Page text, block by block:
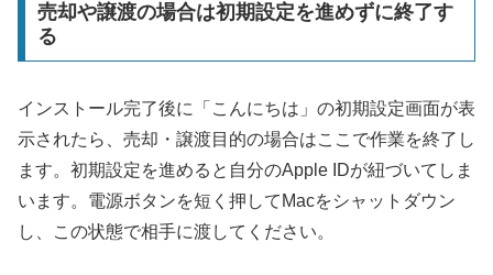
売却や譲渡の場合は初期設定を進めずに終了す
る
インストール完了後に「こんにちは」の初期設定画面が表
示されたら、売却・譲渡目的の場合はここで作業を終了し
ます。初期設定を進めると自分のApple IDが紐づいてしま
います。電源ボタンを短く押してMacをシャットダウン
し、この状態で相手に渡してください。